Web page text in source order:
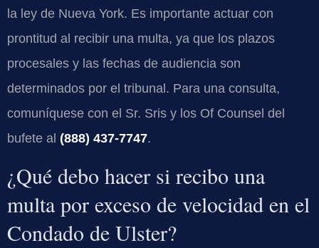
la ley de Nueva York. Es importante actuar con
prontitud al recibir una multa, ya que los plazos
procesales y las fechas de audiencia son
determinados por el tribunal. Para una consulta,
comuníquese con el Sr. Sris y los Of Counsel del
bufete al (888) 437-7747.
¿Qué debo hacer si recibo una
multa por exceso de velocidad en el
Condado de Ulster?